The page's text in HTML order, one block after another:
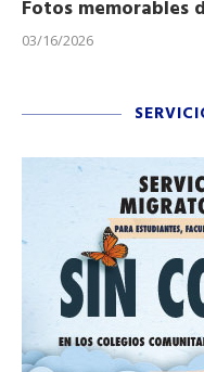
Fotos memorables
03/16/2026